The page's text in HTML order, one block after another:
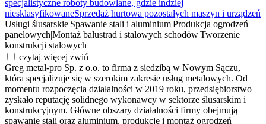
specjalistyczne roboty budowlane, gdzie indziej
niesklasyfikowaneSprzedaż hurtowa pozostałych maszyn i urządzeń
Usługi ślusarskie Spawanie stali i aluminiumProdukcja ogrodzeń
panelowychMontaż balustrad i stalowych schodówTworzenie
konstrukcji stalowych
czytaj więcej zwiń
Greg metal-pro Sp. z o.o. to firma z siedzibą w Nowym Sączu,
która specjalizuje się w szerokim zakresie usług metalowych. Od
momentu rozpoczęcia działalności w 2019 roku, przedsiębiorstwo
zyskało reputację solidnego wykonawcy w sektorze ślusarskim i
konstrukcyjnym. Główne obszary działalności firmy obejmują
spawanie stali oraz aluminium, produkcję i montaż ogrodzeń